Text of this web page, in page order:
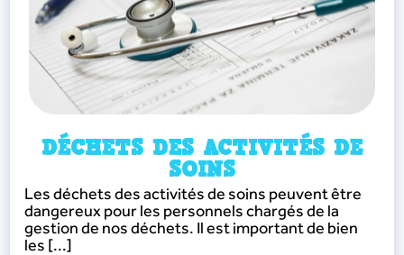
DÉCHETS DES ACTIVITÉS DE
SOINS
Les déchets des activités de soins peuvent être
dangereux pour les personnels chargés de la
gestion de nos déchets. Il est important de bien
les [...]